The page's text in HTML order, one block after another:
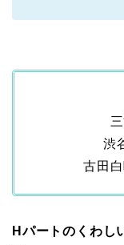
渋
古田
Hパートのくわし